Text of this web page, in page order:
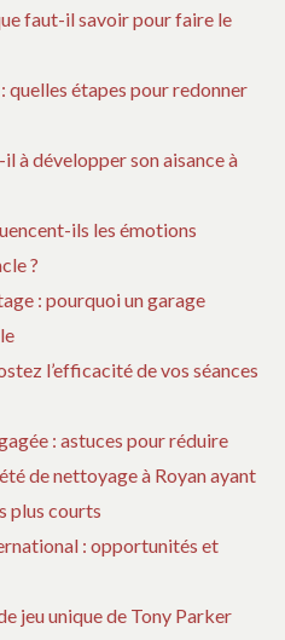
faut-il savoir pour faire le
quelles étapes pour redonner
à développer son aisance à
ils les émotions
?
: pourquoi un garage
l’efficacité de vos séances
: astuces pour réduire
de nettoyage à Royan ayant
plus courts
: opportunités et
jeu unique de Tony Parker